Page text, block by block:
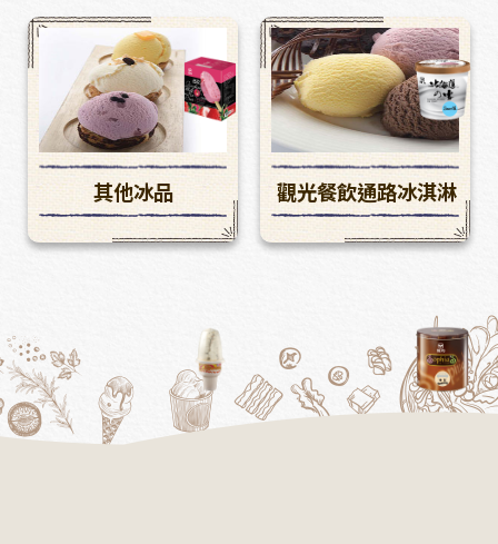
其他冰品 觀光餐飲通路冰淇淋